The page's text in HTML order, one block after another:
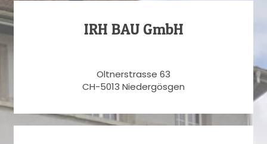
IRH BAU GmbH
Oltnerstrasse 63
CH-5013 Niedergösgen